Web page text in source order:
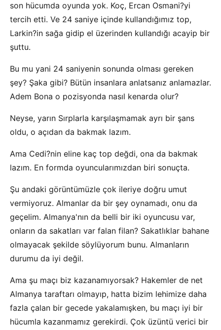
son hücumda oyunda yok. Koç, Ercan Osmani?yi
tercih etti. Ve 24 saniye içinde kullandığımız top,
Larkin?in sağa gidip el üzerinden kullandığı acayip bir
şuttu.
Bu mu yani 24 saniyenin sonunda olması gereken
şey? Şaka gibi? Bütün insanlara anlatsanız anlamazlar.
Adem Bona o pozisyonda nasıl kenarda olur?
Neyse, yarın Sırplarla karşılaşmamak ayrı bir şans
oldu, o açıdan da bakmak lazım.
Ama Cedi?nin eline kaç top değdi, ona da bakmak
lazım. En formda oyuncularımızdan biri sonuçta.
Şu andaki görüntümüzle çok ileriye doğru umut
vermiyoruz. Almanlar da bir şey oynamadı, onu da
geçelim. Almanya'nın da belli bir iki oyuncusu var,
onların da sakatları var falan filan? Sakatlıklar bahane
olmayacak şekilde söylüyorum bunu. Almanların
durumu da iyi değil.
Ama şu maçı biz kazanamıyorsak? Hakemler de net
Almanya taraftarı olmayıp, hatta bizim lehimize daha
fazla çalan bir gecede yakalamışken, bu maçı iyi bir
hücumla kazanmamız gerekirdi. Çok üzüntü verici bir